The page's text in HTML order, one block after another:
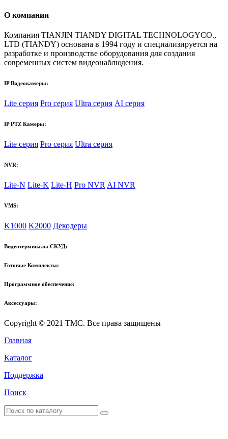
О компании
Компания TIANJIN TIANDY DIGITAL TECHNOLOGYCO.,
LTD (TIANDY) основана в 1994 году и специализируется на
разработке и производстве оборудования для создания
современных систем видеонаблюдения.
IP Видеокамеры:
Lite серия Pro серия Ultra серия AI серия
IP PTZ Камеры:
Lite серия Pro серия Ultra серия
NVR:
Lite-N Lite-K Lite-H Pro NVR AI NVR
VMS:
K1000 K2000 Декодеры
Видеотерминалы СКУД:
Готовые Комплекты:
Программное обеспечение:
Аксессуары:
Copyright © 2021 TMC. Все права защищены
Главная
Каталог
Поддержка
Поиск